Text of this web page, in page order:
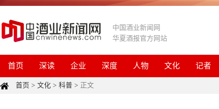
中国酒业新闻网
华夏酒报官方网站
首页 深读 企业 深度 人物 文化 记者
首页 > 文化 > 科普 > 正文